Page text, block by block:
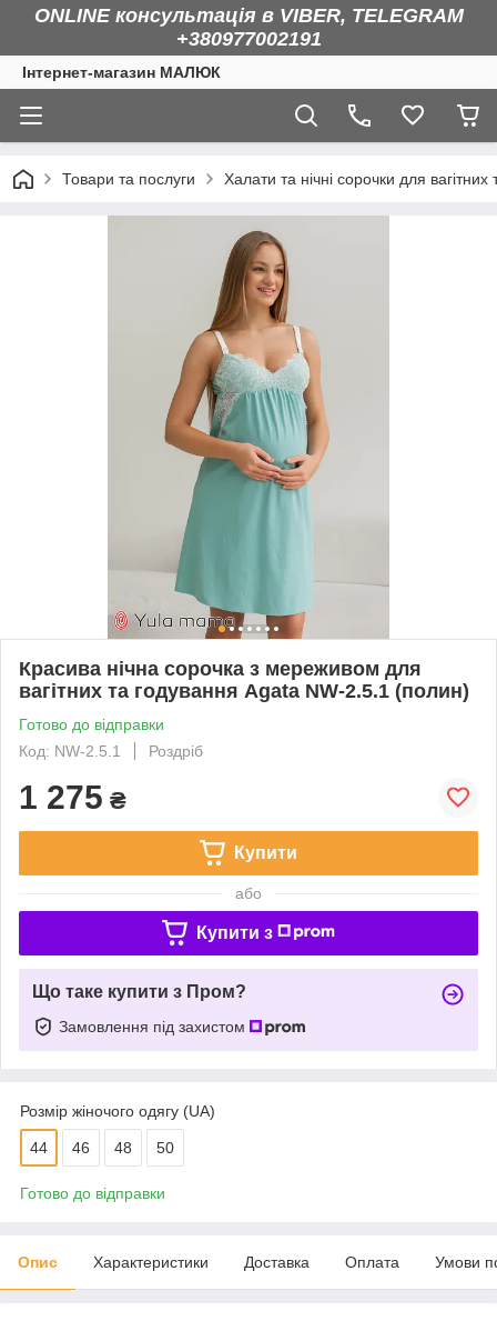
ONLINE консультація в VIBER, TELEGRAM
+380977002191
Інтернет-магазин МАЛЮК
Товари та послуги Халати та нічні сорочки для вагітних
Красива нічна сорочка з мереживом для
вагітних та годування Agata NW-2.5.1 (полин)
Готово до відправки
Код: NW-2.5.1
Роздріб
1 275 ₴
Купити
або
Купити з
Що таке купити з Пром?
Замовлення під захистом
Розмір жіночого одягу (UA)
44 46 48 50
Готово до відправки
Опис Характеристики Доставка Оплата Умови